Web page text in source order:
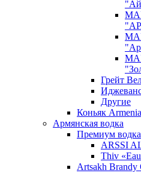
Грейт
Другие
Коньяк
Армянская водка
Премиум водка
ARSSI
Thiv
Artsakh Brandy